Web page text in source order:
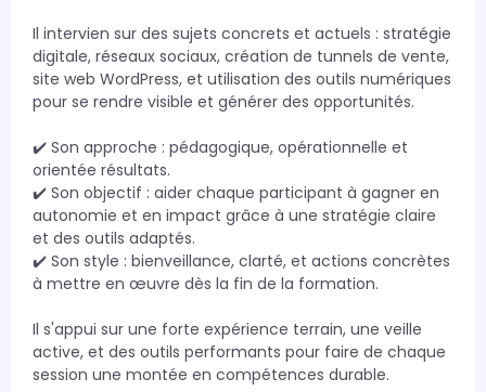
Il intervien sur des sujets concrets et actuels : stratégie
digitale, réseaux sociaux, création de tunnels de vente,
site web WordPress, et utilisation des outils numériques
pour se rendre visible et générer des opportunités.
✔️ Son approche : pédagogique, opérationnelle et
orientée résultats.
✔️ Son objectif : aider chaque participant à gagner en
autonomie et en impact grâce à une stratégie claire
et des outils adaptés.
✔️ Son style : bienveillance, clarté, et actions concrètes
à mettre en œuvre dès la fin de la formation.
Il s'appui sur une forte expérience terrain, une veille
active, et des outils performants pour faire de chaque
session une montée en compétences durable.